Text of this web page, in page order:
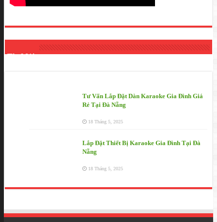
Tin Mới
Tư Vấn Lắp Đặt Dàn Karaoke Gia Đình Giá
Rẻ Tại Đà Nẵng
18 Tháng 5, 2025
Lắp Đặt Thiết Bị Karaoke Gia Đình Tại Đà
Nẵng
18 Tháng 5, 2025